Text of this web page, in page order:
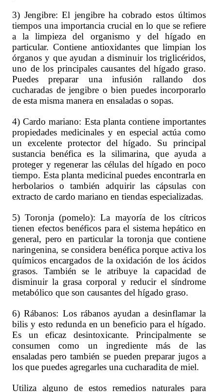
3) Jengibre: El jengibre ha cobrado estos últimos
tiempos una importancia crucial en lo que se refiere
a la limpieza del organismo y del hígado en
particular. Contiene antioxidantes que limpian los
órganos y que ayudan a disminuir los triglicéridos,
uno de los principales causantes del hígado graso.
Puedes preparar una infusión rallando dos
cucharadas de jengibre o bien puedes incorporarlo
de esta misma manera en ensaladas o sopas.
4) Cardo mariano: Esta planta contiene importantes
propiedades medicinales y en especial actúa como
un excelente protector del hígado. Su principal
sustancia benéfica es la silimarina, que ayuda a
proteger y regenerar las células del hígado en poco
tiempo. Esta planta medicinal puedes encontrarla en
herbolarios o también adquirir las cápsulas con
extracto de cardo mariano en tiendas especializadas.
5) Toronja (pomelo): La mayoría de los cítricos
tienen efectos benéficos para el sistema hepático en
general, pero en particular la toronja que contiene
naringenina, se considera benéfica porque activa los
químicos encargados de la oxidación de los ácidos
grasos. También se le atribuye la capacidad de
disminuir la grasa corporal y reducir el síndrome
metabólico que son causantes del hígado graso.
6) Rábanos: Los rábanos ayudan a desinflamar la
bilis y esto redunda en un beneficio para el hígado.
Es un eficaz desintoxicante. Principalmente se
consumen como un ingrediente más de las
ensaladas pero también se pueden preparar jugos a
los que puedes agregarles una cucharadita de miel.
Utiliza alguno de estos remedios naturales para